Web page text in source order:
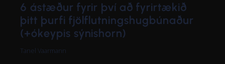
6 ástæður fyrir því að fyrirtækið
þitt þurfi fjölflutningshugbúnaður
(+ókeypis sýnishorn)
Tanel Vaarmann